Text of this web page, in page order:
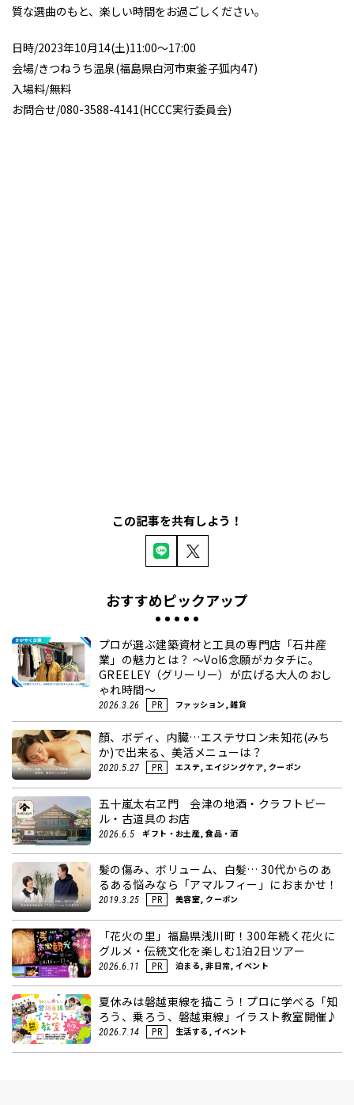
その他
質な選曲のもと、楽しい時間をお過ごしください。
日時/2023年10月14(土)11:00～17:00
会場/きつねうち温泉(福島県白河市東釜子狐内47)
入場料/無料
お問合せ/080-3588-4141(HCCC実行委員会)
この記事を共有しよう！
おすすめピックアップ
プロが選ぶ建築資材と工具の専門店「石井産
業」の魅力とは？ ～Vol6念願がカタチに。
GREELEY（グリーリー）が広げる大人のおし
ゃれ時間～
2026.3.26 PR ファッション, 雑貨
顏、ボディ、内臓…エステサロン未知花(みち
か)で出来る、美活メニューは？
2020.5.27 PR エステ, エイジングケア, クーポン
五十嵐太右ヱ門 会津の地酒・クラフトビー
ル・古道具のお店
2026.6.5 ギフト・お土産, 食品・酒
髪の傷み、ボリューム、白髪… 30代からのあ
るある悩みなら「アマルフィー」におまかせ！
2019.3.25 PR 美容室, クーポン
「花火の里」福島県浅川町！300年続く花火に
グルメ・伝統文化を楽しむ1泊2日ツアー
2026.6.11 PR 泊まる, 非日常, イベント
夏休みは磐越東線を描こう！プロに学べる「知
ろう、乗ろう、磐越東線」イラスト教室開催♪
2026.7.14 PR 生活する, イベント